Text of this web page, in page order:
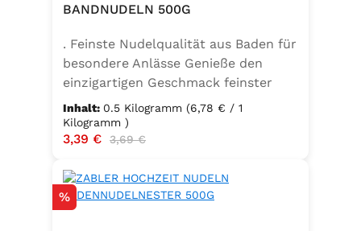
BANDNUDELN 500G
. Feinste Nudelqualität aus Baden für
besondere Anlässe Genieße den
einzigartigen Geschmack feinster
Bandnudeln – mit den Zabler
Hochzeit Nudeln holst du dir echte
badische Qualität auf den Teller.
Hartweizengrieß, täglich frisch
aufgeschlagenen Eiern der
Inhalt: 0.5 Kilogramm (6,78 € / 1
Kilogramm )
Verkaufspreis:
3,39 € Regulärer Preis:
3,69 €
Rabatt
%